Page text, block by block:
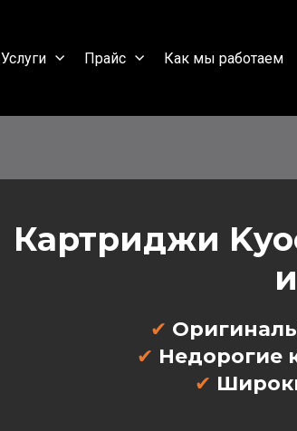
Услуги Прайс Как мы работаем
Картриджи
✔
✔ Недорогие
✔